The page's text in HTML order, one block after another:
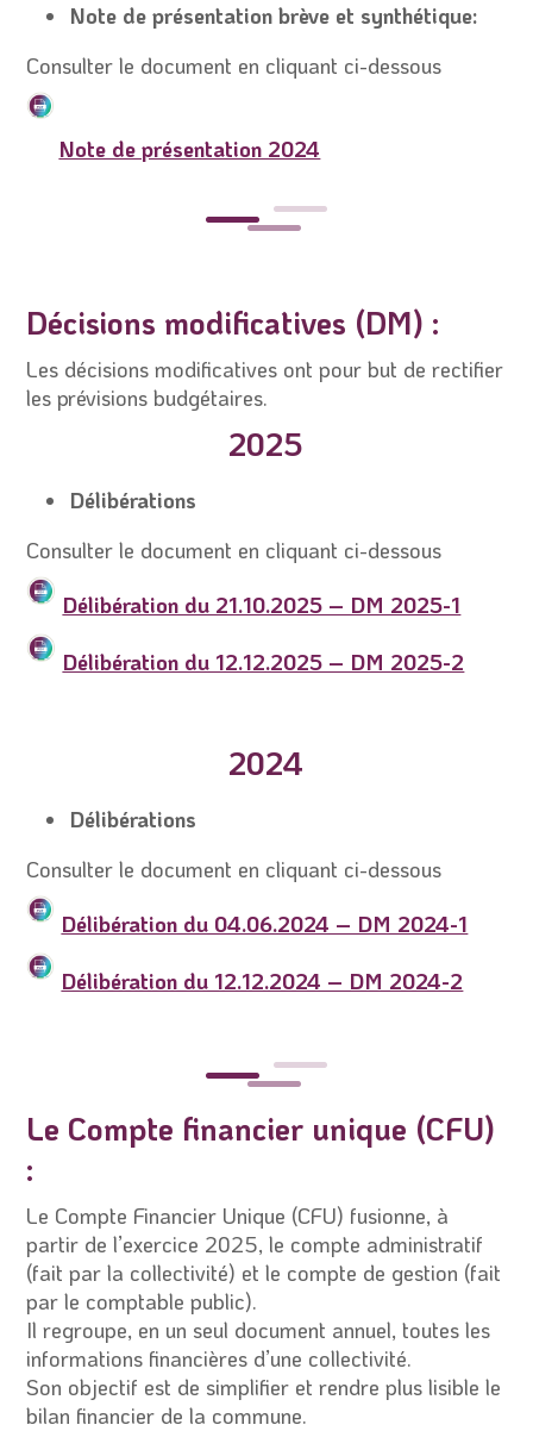
Note de présentation brève et synthétique:
Consulter le document en cliquant ci-dessous
Note de présentation 2024
Décisions modificatives (DM) :
Les décisions modificatives ont pour but de rectifier
les prévisions budgétaires.
2025
Délibérations
Consulter le document en cliquant ci-dessous
Délibération du 21.10.2025 – DM 2025-1
Délibération du 12.12.2025 – DM 2025-2
2024
Délibérations
Consulter le document en cliquant ci-dessous
Délibération du 04.06.2024 – DM 2024-1
Délibération du 12.12.2024 – DM 2024-2
Le Compte financier unique (CFU)
:
Le Compte Financier Unique (CFU) fusionne, à
partir de l’exercice 2025, le compte administratif
(fait par la collectivité) et le compte de gestion (fait
par le comptable public).
Il regroupe, en un seul document annuel, toutes les
informations financières d’une collectivité.
Son objectif est de simplifier et rendre plus lisible le
bilan financier de la commune.